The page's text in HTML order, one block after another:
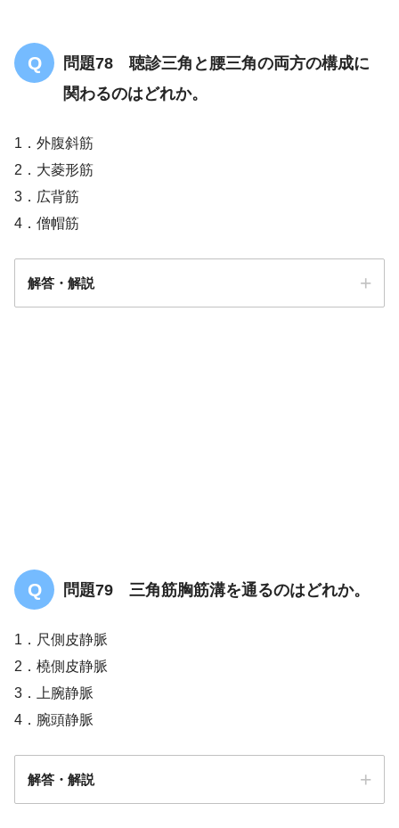
問題78 聴診三角と腰三角の両方の構成に
関わるのはどれか。
1．外腹斜筋
2．大菱形筋
3．広背筋
4．僧帽筋
解答・解説
問題79 三角筋胸筋溝を通るのはどれか。
1．尺側皮静脈
2．橈側皮静脈
3．上腕静脈
4．腕頭静脈
解答・解説